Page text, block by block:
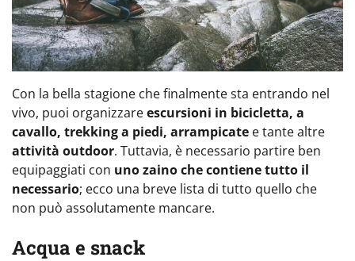
Con la bella stagione che finalmente sta entrando nel
vivo, puoi organizzareescursioni in bicicletta, a
cavallo, trekking a piedi, arrampicate e tante altre
attività outdoor. Tuttavia, è necessario partire ben
equipaggiati con uno zaino che contiene tutto il
necessario; ecco una breve lista di tutto quello che
non può assolutamente mancare.
Acqua e snack